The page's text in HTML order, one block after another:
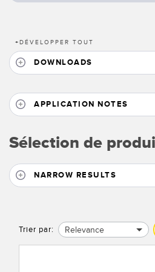
+DÉVELOPPER TOUT
DOWNLOADS
APPLICATION NOTES
Sélection de
NARROW RESULTS
Trier par: Relevance